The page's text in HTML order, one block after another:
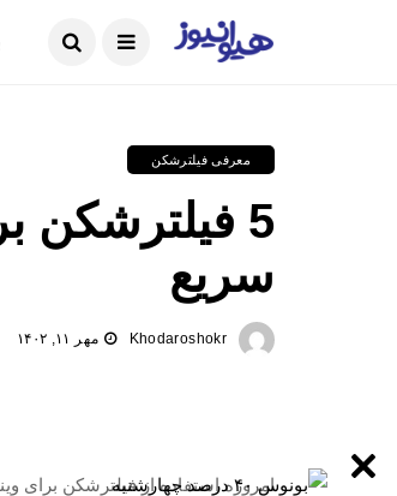
ما را دنبال کنید
معرفی فیلترشکن
5 فیلترشکن
سریع
Khodaroshokr مهر ۱۱, ۱۴۰۲
امروزه استفاده از فیلترشکن برای